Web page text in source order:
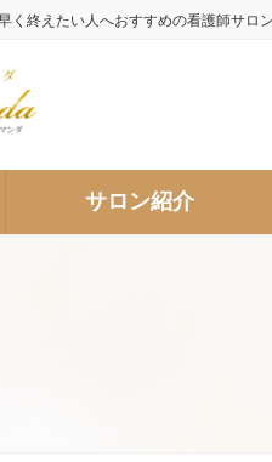
く終えたい人へおすすめの看護師サロン
サロン紹介